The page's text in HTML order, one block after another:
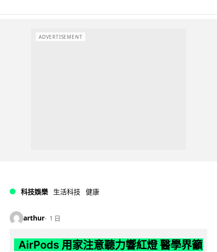
ADVERTISEMENT
科技娛樂 生活科技 健康
arthur 1 日
AirPods 用家注意聽力響紅燈 醫學界籲